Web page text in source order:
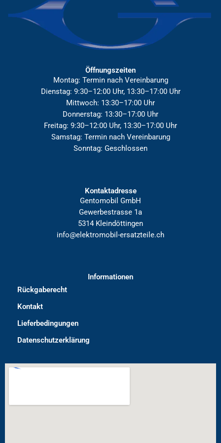
e
Öffnungszeiten
Montag: Termin nach Vereinbarung
Dienstag: 9:30–12:00 Uhr, 13:30–17:00 Uhr
Mittwoch: 13:30–17:00 Uhr
Donnerstag: 13:30–17:00 Uhr
Freitag: 9:30–12:00 Uhr, 13:30–17:00 Uhr
Samstag: Termin nach Vereinbarung
Sonntag: Geschlossen
Kontaktadresse
Gentomobil GmbH
Gewerbestrasse 1a
5314 Kleindöttingen
info@elektromobil-ersatzteile.ch
Informationen
Rückgaberecht
Kontakt
Lieferbedingungen
Datenschutzerklärung